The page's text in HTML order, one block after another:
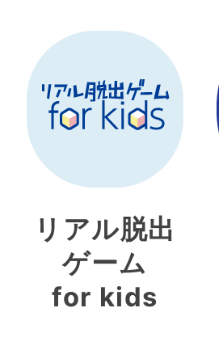
リアル脱出
ゲーム
for kids